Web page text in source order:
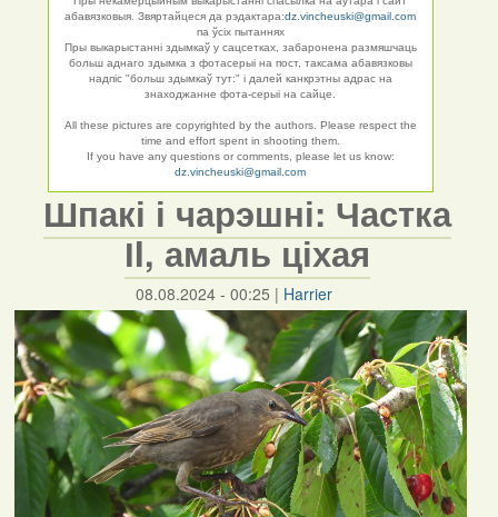
абавязковыя. Звяртайцеся да рэдактара:dz.vincheuski@gmail.com
па ўсіх пытаннях
Пры выкарыстанні здымкаў у сацсетках, забаронена размяшчаць
больш аднаго здымка з фотасерыі на пост, таксама абавязковы
надпіс "больш здымкаў тут:" і далей канкрэтны адрас на
знаходжанне фота-серыі на сайце.
All these pictures are copyrighted by the authors. Please respect the
time and effort spent in shooting them.
If you have any questions or comments, please let us know:
dz.vincheuski@gmail.com
Шпакі і чарэшні: Частка
ІI, амаль ціхая
08.08.2024 - 00:25 | Harrier